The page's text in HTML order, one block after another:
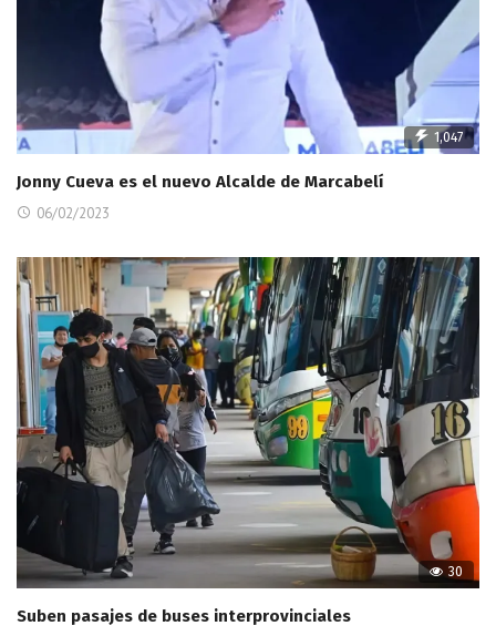
1,047
Jonny Cueva es el nuevo Alcalde de Marcabelí
06/02/2023
30
Suben pasajes de buses interprovinciales